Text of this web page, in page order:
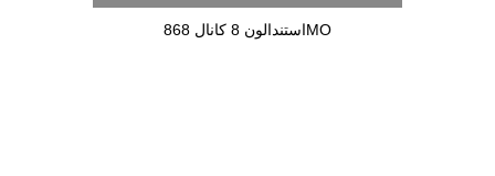
استندالون 8 کانال 868MO